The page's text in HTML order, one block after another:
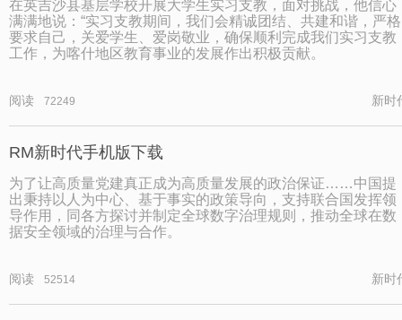
在英吉沙县基层学校开展大学生实习支教，面对挑战，他信心
满满地说：“实习支教期间，我们会精诚团结、共建和谐，严格
要求自己，关爱学生、爱岗敬业，确保顺利完成我们实习支教
工作，为喀什地区教育事业的发展作出积极贡献。
阅读 72249 新时
RM新时代手机版下载
为了让高质量党建真正成为高质量发展的政治保证……中国提
出秉持以人为中心、基于事实的政策导向，支持联合国发挥领
导作用，同各方探讨并制定全球数字治理规则，推动全球在数
据安全领域的治理与合作。
阅读 52514 新时